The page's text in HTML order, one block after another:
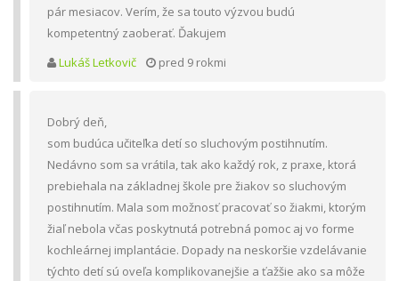
pár mesiacov. Verím, že sa touto výzvou budú
kompetentný zaoberať. Ďakujem
Lukáš Letkovič
pred 9 rokmi
Dobrý deň,
som budúca učiteľka detí so sluchovým postihnutím.
Nedávno som sa vrátila, tak ako každý rok, z praxe, ktorá
prebiehala na základnej škole pre žiakov so sluchovým
postihnutím. Mala som možnosť pracovať so žiakmi, ktorým
žiaľ nebola včas poskytnutá potrebná pomoc aj vo forme
kochleárnej implantácie. Dopady na neskoršie vzdelávanie
týchto detí sú oveľa komplikovanejšie a ťažšie ako sa môže